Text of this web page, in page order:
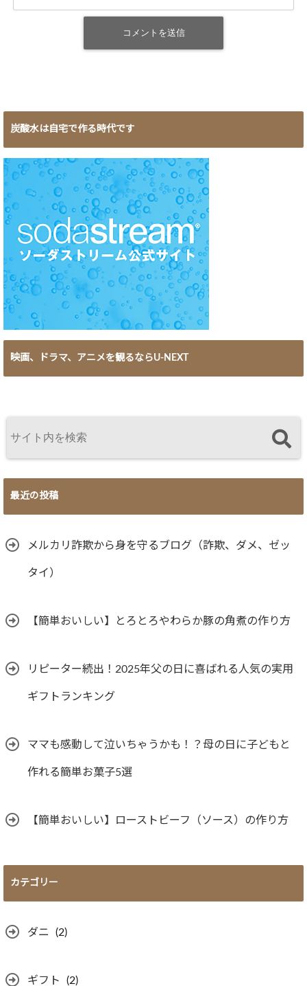
炭酸水は自宅で作る時代です
映画、ドラマ、アニメを観るならU-NEXT
最近の投稿
メルカリ詐欺から身を守るブログ（詐欺、ダメ、ゼッ
タイ）
【簡単おいしい】とろとろやわらか豚の角煮の作り方
リピーター続出！2025年父の日に喜ばれる人気の実用
ギフトランキング
ママも感動して泣いちゃうかも！？母の日に子どもと
作れる簡単お菓子5選
【簡単おいしい】ローストビーフ（ソース）の作り方
カテゴリー
ダニ (2)
ギフト (2)